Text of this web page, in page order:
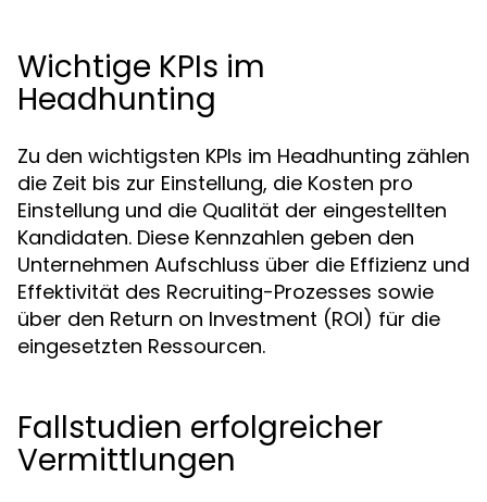
Wichtige KPIs im
Headhunting
Zu den wichtigsten KPIs im Headhunting zählen
die Zeit bis zur Einstellung, die Kosten pro
Einstellung und die Qualität der eingestellten
Kandidaten. Diese Kennzahlen geben den
Unternehmen Aufschluss über die Effizienz und
Effektivität des Recruiting-Prozesses sowie
über den Return on Investment (ROI) für die
eingesetzten Ressourcen.
Fallstudien erfolgreicher
Vermittlungen